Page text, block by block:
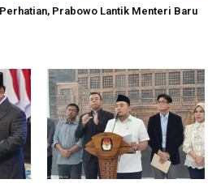
Prabowo Lantik Menteri Baru